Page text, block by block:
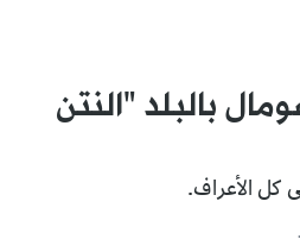
بالبلد "النتن
كل الأعراف.